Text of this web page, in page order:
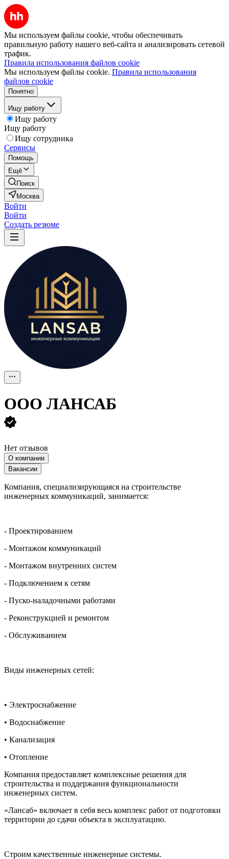
Мы используем файлы cookie, чтобы обеспечивать
правильную работу нашего веб-сайта и анализировать сетевой
трафик.
Правила использования файлов cookie
Мы используем файлы cookie. Правила использования
файлов cookie
Понятно
Ищу работу
Ищу работу
Ищу работу
Ищу сотрудника
Сервисы
Помощь
Ещё
Поиск
Москва
Войти
Войти
Создать резюме
ООО ЛАНСАБ
Нет отзывов
О компании
Вакансии
Компания, специализирующаяся на строительстве
инженерных коммуникаций, занимается:
- Проектированием
- Монтажом коммуникаций
- Монтажом внутренних систем
- Подключением к сетям
- Пуско-наладочными работами
- Реконструкцией и ремонтом
- Обслуживанием
Виды инженерных сетей:
• Электроснабжение
• Водоснабжение
• Канализация
• Отопление
Компания предоставляет комплексные решения для
строительства и поддержания функциональности
инженерных систем.
«Лансаб» включает в себя весь комплекс работ от подготовки
территории до сдачи объекта в эксплуатацию.
Строим качественные инженерные системы.